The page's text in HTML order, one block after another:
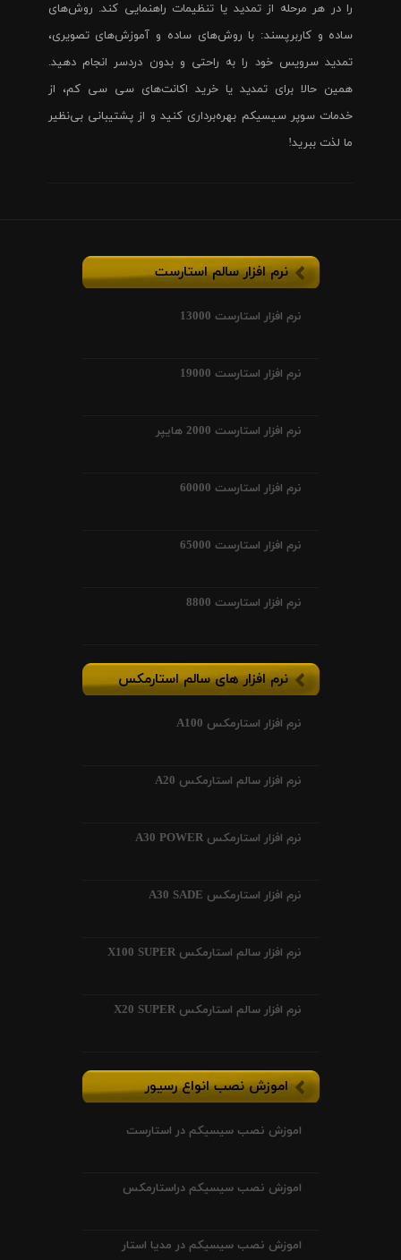
را در هر مرحله از تمدید یا تنظیمات راهنمایی کند. روش‌های
ساده و کاربرپسند: با روش‌های ساده و آموزش‌های تصویری،
تمدید سرویس خود را به راحتی و بدون دردسر انجام دهید.
همین حالا برای تمدید یا خرید اکانت‌های سی سی کم، از
خدمات سوپر سیسیکم بهره‌برداری کنید و از پشتیبانی بی‌نظیر
ما لذت ببرید!
نرم افزار سالم استارست
نرم افزار استارست 13000
نرم افزار استارست 19000
نرم افزار استارست 2000 هایپر
نرم افزار استارست 60000
نرم افزار استارست 65000
نرم افزار استارست 8800
نرم افزار های سالم استارمکس
نرم افزار استارمکس A100
نرم افزار سالم استارمکس A20
نرم افزار استارمکس A30 POWER
نرم افزار استارمکس A30 SADE
نرم افزار سالم استارمکس X100 SUPER
نرم افزار سالم استارمکس X20 SUPER
اموزش نصب انواع رسیور
اموزش نصب سیسیکم در استارست
اموزش نصب سیسیکم دراستارمکس
اموزش نصب سیسیکم در مدیا استار